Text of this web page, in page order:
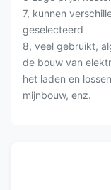
7, kunnen
geselecteerd
8, veel gebruikt,
de bouw van
het laden en
mijnbouw, enz.